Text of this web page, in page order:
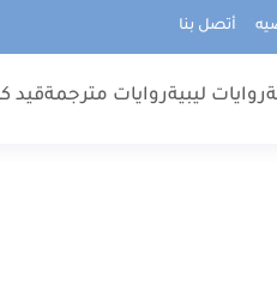
أتصل بنا
روايات ليبيةروايات مترجمةقيد